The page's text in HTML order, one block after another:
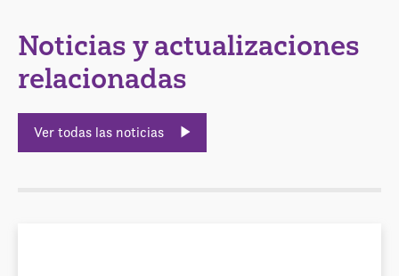
Noticias y actualizaciones
relacionadas
Ver todas las noticias